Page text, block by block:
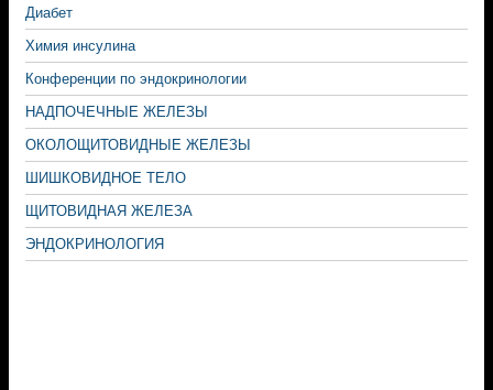
Диабет
Химия инсулина
Конференции по эндокринологии
НАДПОЧЕЧНЫЕ ЖЕЛЕЗЫ
ОКОЛОЩИТОВИДНЫЕ ЖЕЛЕЗЫ
ШИШКОВИДНОЕ ТЕЛО
ЩИТОВИДНАЯ ЖЕЛЕЗА
ЭНДОКРИНОЛОГИЯ